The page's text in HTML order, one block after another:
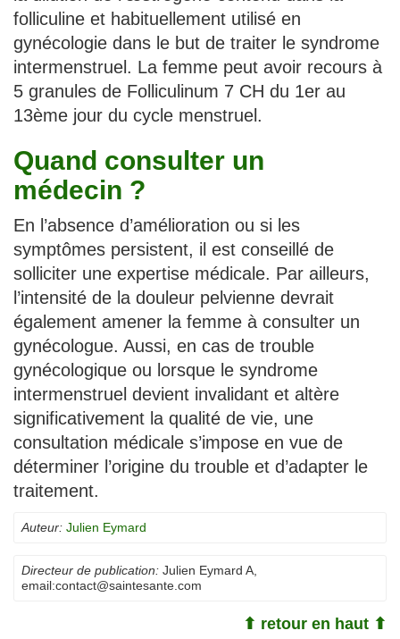
folliculine et habituellement utilisé en
gynécologie dans le but de traiter le syndrome
intermenstruel. La femme peut avoir recours à
5 granules de Folliculinum 7 CH du 1er au
13ème jour du cycle menstruel.
Quand consulter un
médecin ?
En l’absence d’amélioration ou si les
symptômes persistent, il est conseillé de
solliciter une expertise médicale. Par ailleurs,
l’intensité de la douleur pelvienne devrait
également amener la femme à consulter un
gynécologue. Aussi, en cas de trouble
gynécologique ou lorsque le syndrome
intermenstruel devient invalidant et altère
significativement la qualité de vie, une
consultation médicale s’impose en vue de
déterminer l’origine du trouble et d’adapter le
traitement.
Auteur: Julien Eymard
Directeur de publication: Julien Eymard A
email:contact@saintesante.com
⬆ retour en haut ⬆